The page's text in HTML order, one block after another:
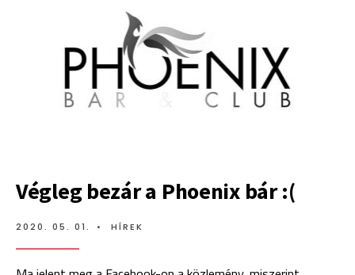
Végleg bezár a Phoenix bár :(
2020. 05. 01. • HÍREK